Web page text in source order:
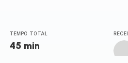
TEMPO TOTAL
45 min